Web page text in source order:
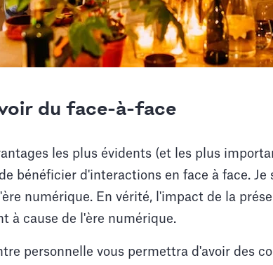
du face-à-face
les plus évidents (et les plus
bénéficier d'interactions en face à face. Je
numérique. En vérité, l'impact de la
à cause de l'ère numérique.
personnelle vous permettra d'avoir des